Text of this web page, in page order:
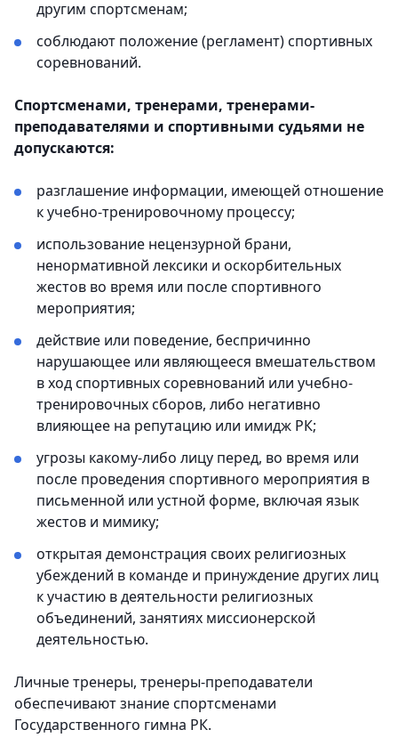
другим спортсменам;
соблюдают положение (регламент) спортивных
соревнований.
Спортсменами, тренерами, тренерами-
преподавателями и спортивными судьями не
допускаются:
разглашение информации, имеющей отношение
к учебно-тренировочному процессу;
использование нецензурной брани,
ненормативной лексики и оскорбительных
жестов во время или после спортивного
мероприятия;
действие или поведение, беспричинно
нарушающее или являющееся вмешательством
в ход спортивных соревнований или учебно-
тренировочных сборов, либо негативно
влияющее на репутацию или имидж РК;
угрозы какому-либо лицу перед, во время или
после проведения спортивного мероприятия в
письменной или устной форме, включая язык
жестов и мимику;
открытая демонстрация своих религиозных
убеждений в команде и принуждение других лиц
к участию в деятельности религиозных
объединений, занятиях миссионерской
деятельностью.
Личные тренеры, тренеры-преподаватели
обеспечивают знание спортсменами
Государственного гимна РК.